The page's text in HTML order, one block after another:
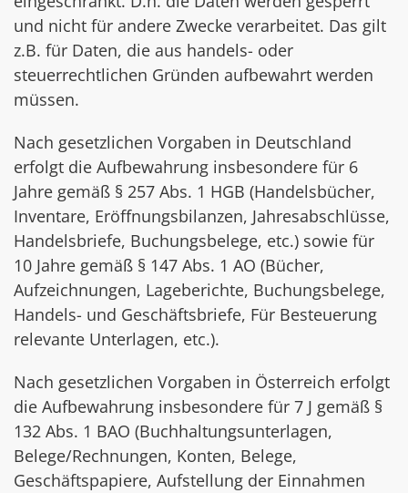
und nicht für andere Zwecke verarbeitet. Das gilt
z.B. für Daten, die aus handels- oder
steuerrechtlichen Gründen aufbewahrt werden
müssen.
Nach gesetzlichen Vorgaben in Deutschland
erfolgt die Aufbewahrung insbesondere für 6
Jahre gemäß § 257 Abs. 1 HGB (Handelsbücher,
Inventare, Eröffnungsbilanzen, Jahresabschlüsse,
Handelsbriefe, Buchungsbelege, etc.) sowie für
10 Jahre gemäß § 147 Abs. 1 AO (Bücher,
Aufzeichnungen, Lageberichte, Buchungsbelege,
Handels- und Geschäftsbriefe, Für Besteuerung
relevante Unterlagen, etc.).
Nach gesetzlichen Vorgaben in Österreich erfolgt
die Aufbewahrung insbesondere für 7 J gemäß §
132 Abs. 1 BAO (Buchhaltungsunterlagen,
Belege/Rechnungen, Konten, Belege,
Geschäftspapiere, Aufstellung der Einnahmen